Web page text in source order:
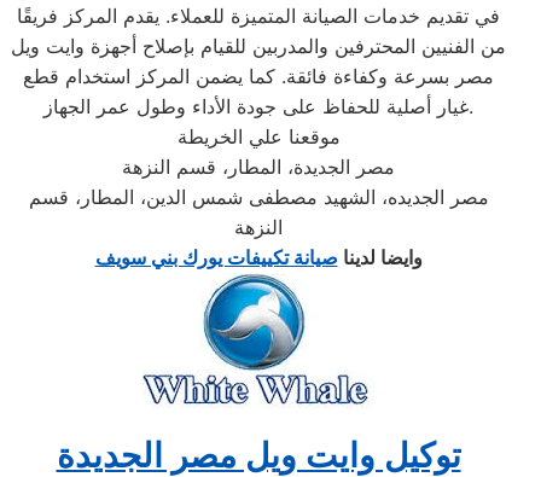
في تقديم خدمات الصيانة المتميزة للعملاء. يقدم المركز فريقًا
من الفنيين المحترفين والمدربين للقيام بإصلاح أجهزة وايت ويل
مصر بسرعة وكفاءة فائقة. كما يضمن المركز استخدام قطع
غيار أصلية للحفاظ على جودة الأداء وطول عمر الجهاز.
موقعنا علي الخريطة
مصر الجديدة، المطار، قسم النزهة
مصر الجديده، الشهيد مصطفى شمس الدين، المطار، قسم
النزهة
وايضا لدينا صيانة تكييفات يورك بني سويف
توكيل وايت ويل مصر الجديدة